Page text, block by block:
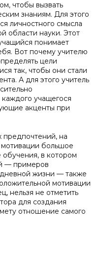
чтобы вызвать
знаниям. Для этого
личностного смысла
области науки. Этот
понимает
Вот почему учителю
цели
так, чтобы они стали
А для этого учитель
учащегося
акценты при
предпочтений, на
большое
в котором
— примеров
жизни — также
мотивации
нельзя не отметить
для создания
отношение самого